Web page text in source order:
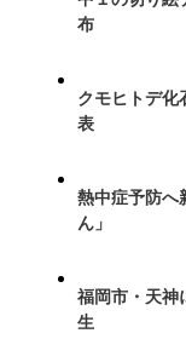
布
クモヒトデ
表
熱中症予防へ
ん」
福岡市・天神
生